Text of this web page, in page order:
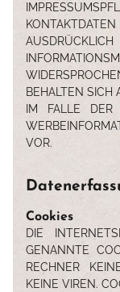
BEHALTEN SICH
IM FALLE DER
VOR.
Cookies
DIE
GENANNTE
RECHNER
KEINE VIREN.